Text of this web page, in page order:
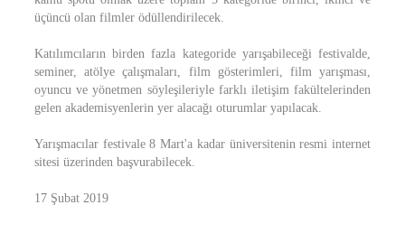
üçüncü olan filmler ödüllendirilecek.
Katılımcıların birden fazla kategoride yarışabileceği festivalde,
seminer, atölye çalışmaları, film gösterimleri, film yarışması,
oyuncu ve yönetmen söyleşileriyle farklı iletişim fakültelerinden
gelen akademisyenlerin yer alacağı oturumlar yapılacak.
Yarışmacılar festivale 8 Mart'a kadar üniversitenin resmi internet
sitesi üzerinden başvurabilecek.
17 Şubat 2019